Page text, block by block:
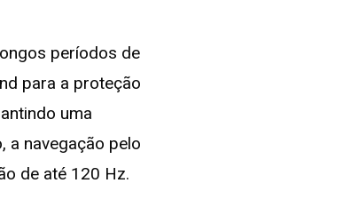
períodos de
para a proteção
uma
a navegação pelo
de até 120 Hz.